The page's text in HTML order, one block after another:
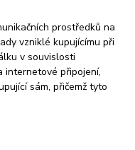
prostředků na
vzniklé kupujícímu při
v souvislosti
internetové připojení,
sám, přičemž tyto